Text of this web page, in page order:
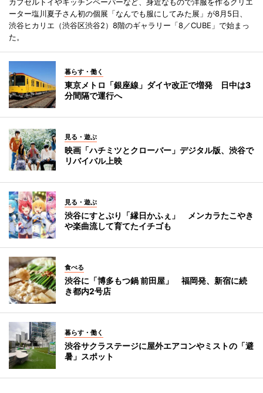
ーター塩川夏子さん初の個展「なんでも服にしてみた展」が8月5日、
渋谷ヒカリエ（渋谷区渋谷2）8階のギャラリー「8／CUBE」で始まっ
た。
暮らす・働く
東京メトロ「銀座線」ダイヤ改正で増発 日中は3
分間隔で運行へ
見る・遊ぶ
映画「ハチミツとクローバー」デジタル版、渋谷で
リバイバル上映
見る・遊ぶ
渋谷にすとぷり「縁日かふぇ」 メンカラたこやき
や楽曲流して育てたイチゴも
食べる
渋谷に「博多もつ鍋 前田屋」 福岡発、新宿に続
き都内2号店
暮らす・働く
渋谷サクラステージに屋外エアコンやミストの「避
暑」スポット